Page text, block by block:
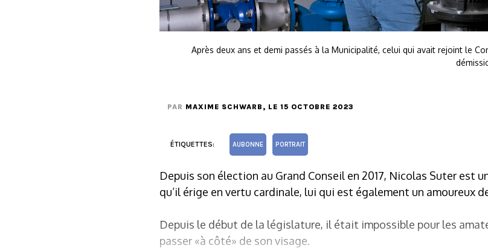
Après deux ans et demi passés à la Municipalité, celui qui avait rejoint le
PAR MAXIME SCHWARB , LE 15 OCTOBRE 2023
ÉTIQUETTES: AUBONNE PORTRAIT
Depuis son élection au Grand Conseil en 2017, Nicolas Suter est
qu’il érige en vertu cardinale, lui qui est également un amoureux
Depuis le début de la législature, il était impossible pour les
passer «à côté» de son visage.